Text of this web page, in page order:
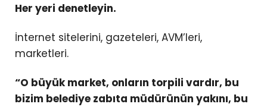
Her yeri denetleyin.
İnternet sitelerini, gazeteleri, AVM’leri,
marketleri.
“O büyük market, onların torpili vardır, bu
bizim belediye zabıta müdürünün yakını, bu